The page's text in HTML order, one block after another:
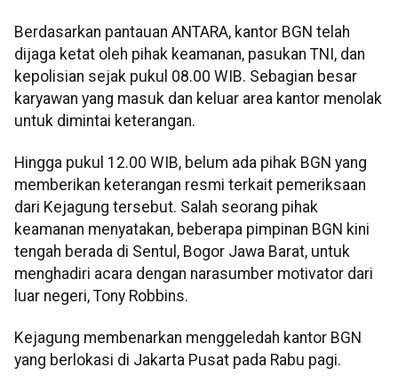
Berdasarkan pantauan ANTARA, kantor BGN telah
dijaga ketat oleh pihak keamanan, pasukan TNI, dan
kepolisian sejak pukul 08.00 WIB. Sebagian besar
karyawan yang masuk dan keluar area kantor menolak
untuk dimintai keterangan.
Hingga pukul 12.00 WIB, belum ada pihak BGN yang
memberikan keterangan resmi terkait pemeriksaan
dari Kejagung tersebut. Salah seorang pihak
keamanan menyatakan, beberapa pimpinan BGN kini
tengah berada di Sentul, Bogor Jawa Barat, untuk
menghadiri acara dengan narasumber motivator dari
luar negeri, Tony Robbins.
Kejagung membenarkan menggeledah kantor BGN
yang berlokasi di Jakarta Pusat pada Rabu pagi.